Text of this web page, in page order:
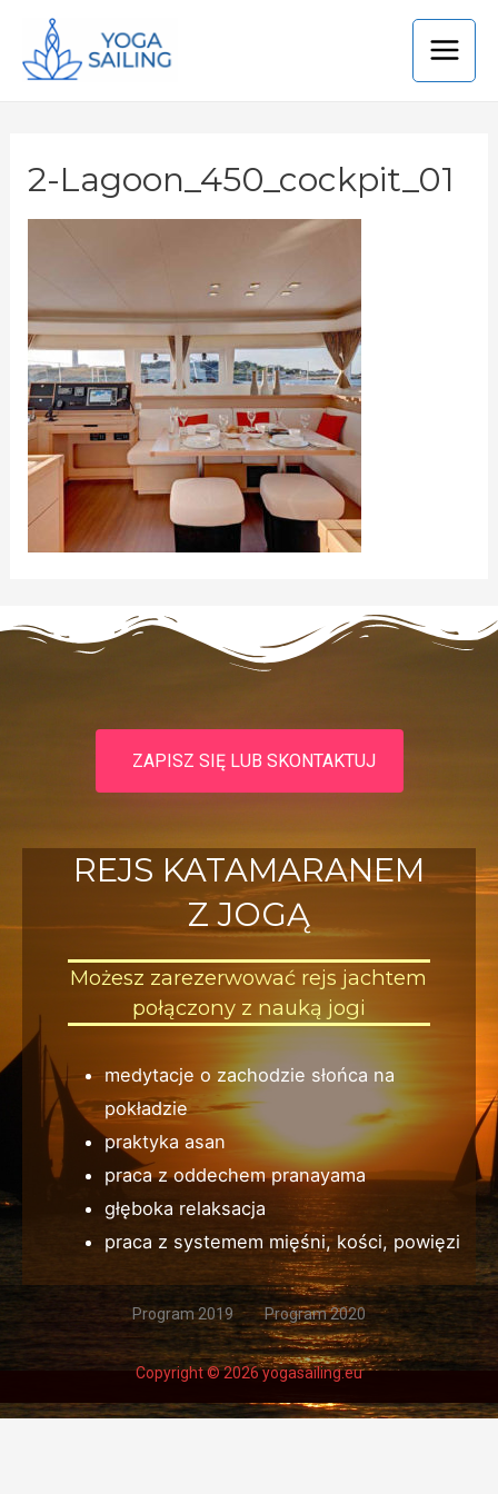
2-Lagoon_450_cockpit_01
REJS KATAMARANEM
Z JOGĄ
Możesz zarezerwować rejs jachtem
połączony z nauką jogi
medytacje o zachodzie słońca na
pokładzie
praktyka asan
praca z oddechem pranayama
głęboka relaksacja
praca z systemem mięśni, kości, powięzi
ZAPISZ SIĘ LUB SKONTAKTUJ
Copyright © 2026 yogasailing.eu
Program 2019 Program 2020